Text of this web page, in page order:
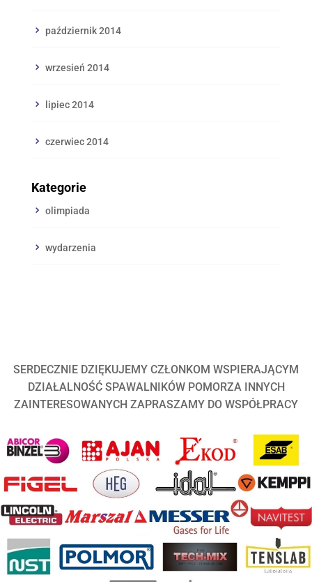
październik 2014
wrzesień 2014
lipiec 2014
czerwiec 2014
Kategorie
olimpiada
wydarzenia
SERDECZNIE DZIĘKUJEMY CZŁONKOM WSPIERAJĄCYM
DZIAŁALNOŚĆ SPAWALNIKÓW POMORZA INNYCH
ZAINTERESOWANYCH ZAPRASZAMY DO WSPÓŁPRACY